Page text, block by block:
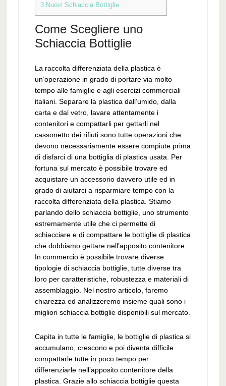
3Nuovi Schiaccia Bottiglie
Come Scegliere uno
Schiaccia Bottiglie
La raccolta differenziata della plastica è
un’operazione in grado di portare via molto
tempo alle famiglie e agli esercizi commerciali
italiani. Separare la plastica dall’umido, dalla
carta e dal vetro, lavare attentamente i
contenitori e compattarli per gettarli nel
cassonetto dei rifiuti sono tutte operazioni che
devono necessariamente essere compiute prima
di disfarci di una bottiglia di plastica usata. Per
fortuna sul mercato è possibile trovare ed
acquistare un accessorio davvero utile ed in
grado di aiutarci a risparmiare tempo con la
raccolta differenziata della plastica. Stiamo
parlando dello schiaccia bottiglie, uno strumento
estremamente utile che ci permette di
schiacciare e di compattare le bottiglie di plastica
che dobbiamo gettare nell’apposito contenitore.
In commercio è possibile trovare diverse
tipologie di schiaccia bottiglie, tutte diverse tra
loro per caratteristiche, robustezza e materiali di
assemblaggio. Nel nostro articolo, faremo
chiarezza ed analizzeremo insieme quali sono i
migliori schiaccia bottiglie disponibili sul mercato.
Capita in tutte le famiglie, le bottiglie di plastica si
accumulano, crescono e poi diventa difficile
compattarle tutte in poco tempo per
differenziarle nell’apposito contenitore della
plastica. Grazie allo schiaccia bottiglie questa